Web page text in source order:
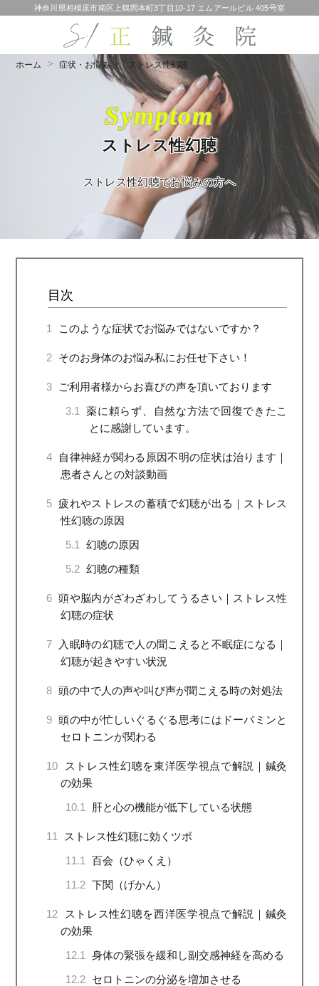
神奈川県相模原市南区上鶴間本町3丁目10-17 エムアールビル 405号室
ホーム 症状・お悩み ストレス性幻聴
Symptom
ストレス性幻聴
ストレス性幻聴でお悩みの方へ
目次
1 このような症状でお悩みではないですか？
2 そのお身体のお悩み私にお任せ下さい！
3
ご利用者様からお喜びの声を頂いております
3.1
薬に頼らず、自然な方法で回復できたこ
とに感謝しています。
4
自律神経が関わる原因不明の症状は治ります｜
患者さんとの対談動画
5 疲れやストレスの蓄積で幻聴が出る｜ストレス
性幻聴の原因
5.1
幻聴の原因
5.2 幻聴の種類
6 頭や脳内がざわざわしてうるさい｜ストレス性
幻聴の症状
7
入眠時の幻聴で人の聞こえると不眠症になる｜
幻聴が起きやすい状況
8 頭の中で人の声や叫び声が聞こえる時の対処法
9 頭の中が忙しいぐるぐる思考にはドーパミンと
セロトニンが関わる
10
ストレス性幻聴を東洋医学視点で解説｜鍼灸
の効果
10.1
肝と心の機能が低下している状態
11
ストレス性幻聴に効くツボ
11.1
百会（ひゃくえ）
11.2 下関（げかん）
12
ストレス性幻聴を西洋医学視点で解説｜鍼灸
の効果
12.1
身体の緊張を緩和し副交感神経を高める
12.2
セロトニンの分泌を増加させる